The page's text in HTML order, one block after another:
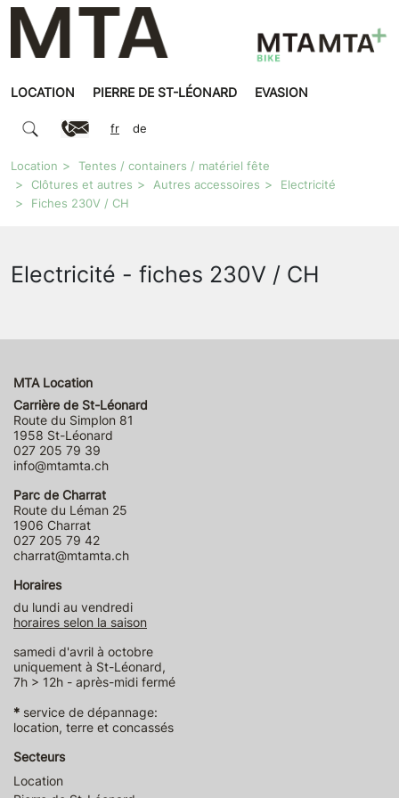
LOCATION PIERRE DE ST-LÉONARD EVASION
fr de
Location
Tentes / containers / matériel fête
Clôtures et autres
Autres accessoires
Electricité
Fiches 230V / CH
Electricité - fiches 230V / CH
MTA Location
Carrière de St-Léonard
Route du Simplon 81
1958 St-Léonard
027 205 79 39
info@mtamta.ch
Parc de Charrat
Route du Léman 25
1906 Charrat
027 205 79 42
charrat@mtamta.ch
Horaires
du lundi au vendredi
horaires selon la saison
samedi d'avril à octobre
uniquement à St-Léonard,
7h > 12h - après-midi fermé
* service de dépannage:
location, terre et concassés
Secteurs
Location